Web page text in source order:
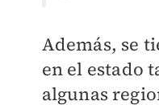
Además, se
en el estado
algunas